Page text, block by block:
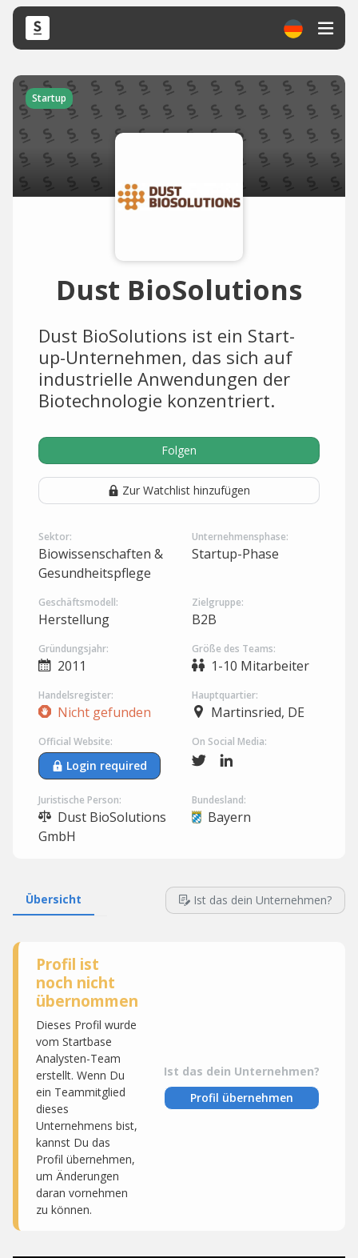
Startup
Dust BioSolutions
Dust BioSolutions ist ein Start-
up-Unternehmen, das sich auf
industrielle Anwendungen der
Biotechnologie konzentriert.
Folgen
Zur Watchlist hinzufügen
Sektor:
Biowissenschaften &
Gesundheitspflege
Unternehmensphase:
Startup-Phase
Geschäftsmodell:
Herstellung
Zielgruppe:
B2B
Gründungsjahr:
2011
Größe des Teams:
1-10 Mitarbeiter
Handelsregister:
Nicht gefunden
Hauptquartier:
Martinsried, DE
Official Website:
Login required
On Social Media:
Juristische Person:
Dust BioSolutions
GmbH
Bundesland:
Bayern
Übersicht Ist das dein Unternehmen?
Profil ist
noch nicht
übernommen
Dieses Profil wurde
vom Startbase
Analysten-Team
erstellt. Wenn Du
ein Teammitglied
dieses
Unternehmens bist,
kannst Du das
Profil übernehmen,
um Änderungen
daran vornehmen
zu können.
Ist das dein Unternehmen?
Profil übernehmen